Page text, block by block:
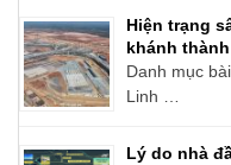
Hiện trạng
khánh
Danh mục
Linh …
Lý do nhà